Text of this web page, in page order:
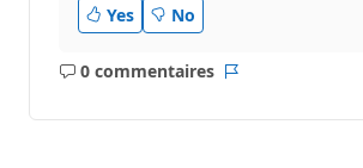
Yes
No
0 commentaires
Aucun